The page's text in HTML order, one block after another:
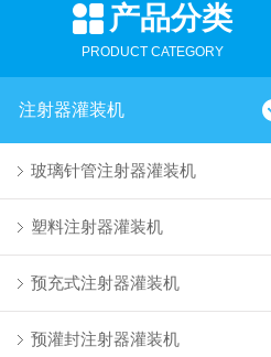
产品分类
PRODUCT CATEGORY
注射器灌装机
玻璃针管注射器灌装机
塑料注射器灌装机
预充式注射器灌装机
预灌封注射器灌装机